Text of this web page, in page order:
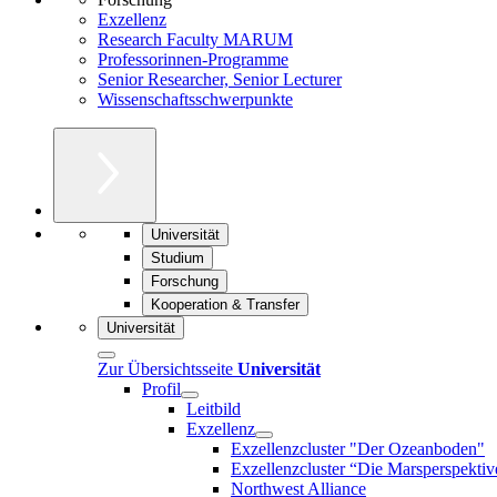
Exzellenz
Research Faculty MARUM
Professorinnen-Programme
Senior Researcher, Senior Lecturer
Wissenschaftsschwerpunkte
Universität
Studium
Forschung
Kooperation & Transfer
Universität
Zur Übersichtsseite Universität
Profil
Leitbild
Exzellenz
Exzellenzcluster "Der Ozeanboden"
Exzellenzcluster “Die
Northwest Alliance